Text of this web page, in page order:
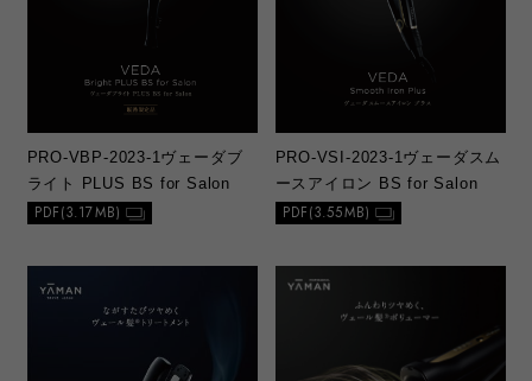
PRO-VBP-2023-1ヴェーダブ
ライト PLUS BS for Salon
PDF(3.17MB)
PRO-VSI-2023-1ヴェーダスム
ースアイロン BS for Salon
PDF(3.55MB)